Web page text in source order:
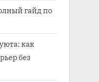
гайд по
как
без